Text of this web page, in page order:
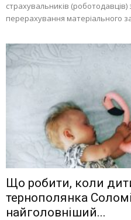
страхувальників
перерахування матеріального
Що робити, коли
тернополянка
найголовніший...